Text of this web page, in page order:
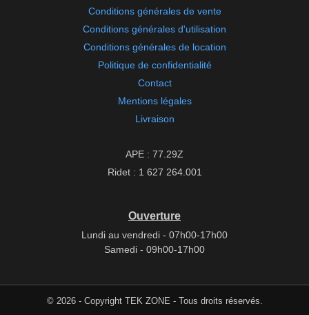
Conditions générales de vente
Conditions générales d'utilisation
Conditions générales de location
Politique de confidentialité
Contact
Mentions légales
Livraison
APE : 77.29Z
Ridet : 1 627 264.001
Ouverture
Lundi au vendredi - 07h00-17h00
Samedi - 09h00-17h00
© 2026 - Copyright TEK ZONE - Tous droits réservés.